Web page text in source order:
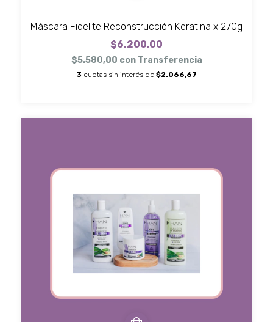
Máscara Fidelite Reconstrucción Keratina x 270g
$6.200,00
$5.580,00 con Transferencia
3 cuotas sin interés de $2.066,67